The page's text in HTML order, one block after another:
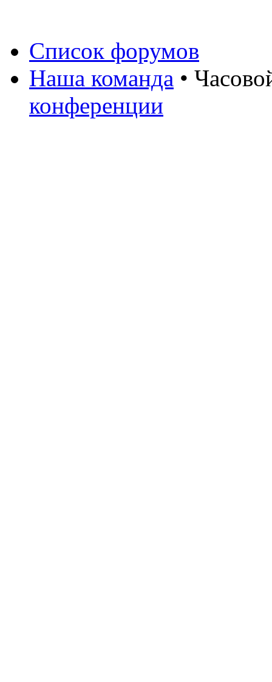
Список форумов
Наша команда •
конференции